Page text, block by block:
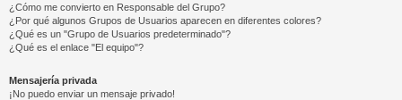
¿Cómo me convierto en Responsable del Grupo?
¿Por qué algunos Grupos de Usuarios aparecen en diferentes colores?
¿Qué es un "Grupo de Usuarios predeterminado"?
¿Qué es el enlace "El equipo"?
Mensajería privada
¡No puedo enviar un mensaje privado!